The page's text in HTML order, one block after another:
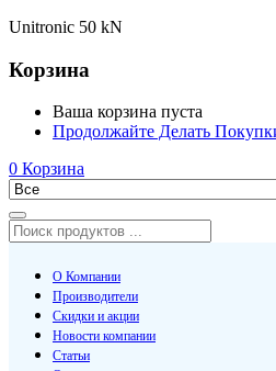
Unitronic 50 kN
Корзина
Ваша корзина пуста
Продолжайте Делать
0 Корзина
О Компании
Производители
Скидки и акции
Новости компании
Статьи